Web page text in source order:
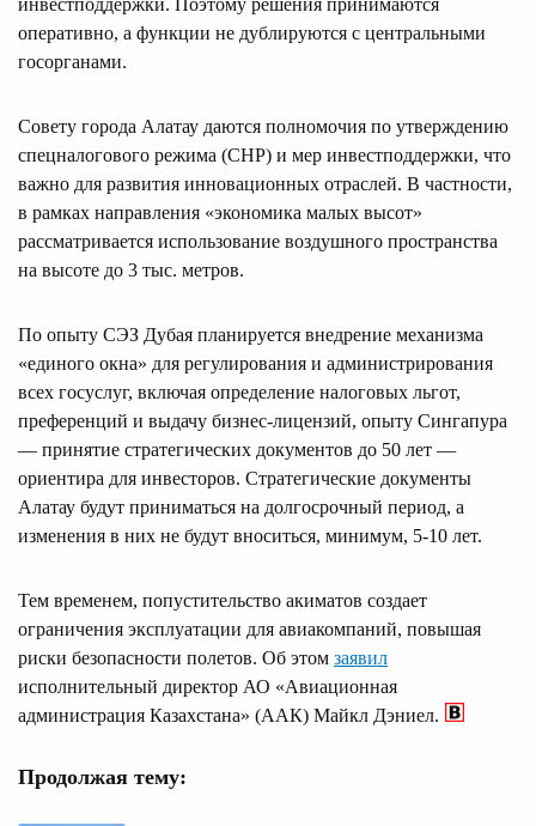
оперативно, а функции не дублируются с центральными
госорганами.
Совету города Алатау даются полномочия по утверждению
спецналогового режима (СНР) и мер инвестподдержки, что
важно для развития инновационных отраслей. В частности,
в рамках направления «экономика малых высот»
рассматривается использование воздушного пространства
на высоте до 3 тыс. метров.
По опыту СЭЗ Дубая планируется внедрение механизма
«единого окна» для регулирования и администрирования
всех госуслуг, включая определение налоговых льгот,
преференций и выдачу бизнес-лицензий, опыту Сингапура
— принятие стратегических документов до 50 лет —
ориентира для инвесторов. Стратегические документы
Алатау будут приниматься на долгосрочный период, а
изменения в них не будут вноситься, минимум, 5-10 лет.
Тем временем, попустительство акиматов создает
ограничения эксплуатации для авиакомпаний, повышая
риски безопасности полетов. Об этом заявил
исполнительный директор АО «Авиационная
администрация Казахстана» (ААК) Майкл Дэниел.
Продолжая тему: